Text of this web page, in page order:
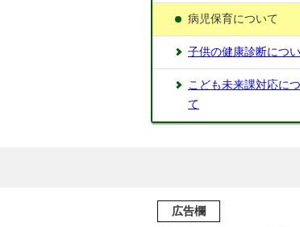
病児保育について
⼦供の健康診断につ
こども未来課対応に
て
広告欄